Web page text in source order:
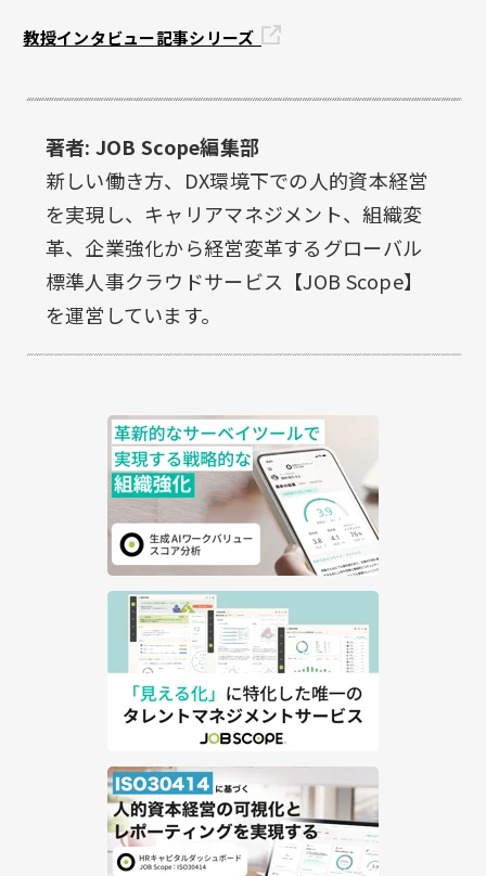
教授インタビュー記事シリーズ
著者: JOB Scope編集部
新しい働き方、DX環境下での人的資本経営
を実現し、キャリアマネジメント、組織変
革、企業強化から経営変革するグローバル
標準人事クラウドサービス【JOB Scope】
を運営しています。